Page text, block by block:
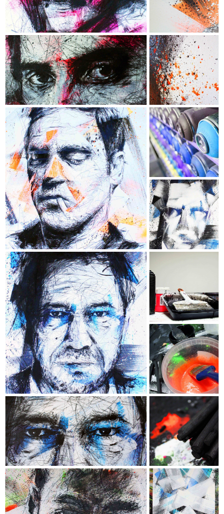
Crayon de couleur & Aérosol -
- Châssis conçu sur mesure en
MERANTI authentique -
JOAQUIN PHOENIX
- Collection "Chromophobia" -
- Dimensions : 120 x 74 cm -
- Techniques : Acrylique, Encre, Fusain,
Crayon de couleur & Aérosol -
- Châssis conçu sur mesure en
MERANTI authentique -
OLIVIER RABOURDIN
- Collection "Chromophobia" -
- Dimensions : 120 x 74 cm -
- Techniques : Acrylique, Encre, Fusain,
Crayon de couleur & Aérosol -
- Châssis conçu sur mesure en
MERANTI authentique -